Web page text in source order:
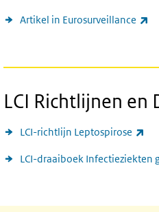
Artikel in Eurosurveillance
LCI Richtlijnen en
LCI-richtlijn Leptospirose
LCI-draaiboek Infectieziekten